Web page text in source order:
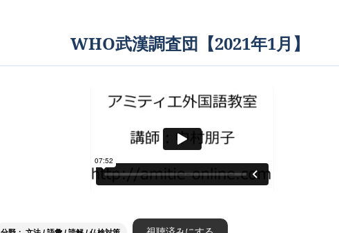
WHO武漢調査団【2021年1月】